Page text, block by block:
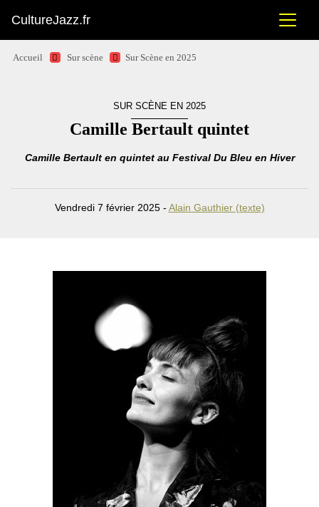
CultureJazz.fr
Accueil Sur scène Sur Scène en 2025
SUR SCÈNE EN 2025
Camille Bertault quintet
Camille Bertault en quintet au Festival Du Bleu en Hiver
Vendredi 7 février 2025 - Alain Gauthier (texte)